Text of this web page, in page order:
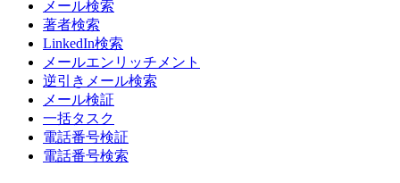
メール検索
著者検索
LinkedIn検索
メールエンリッチメント
逆引きメール検索
メール検証
一括タスク
電話番号検証
電話番号検索